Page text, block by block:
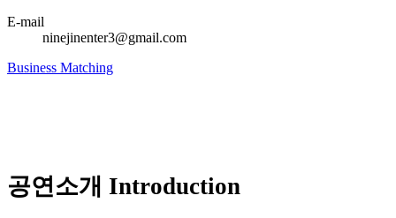
E-mail
ninejinenter3@gmail.com
Business Matching
공연소개 Introduction